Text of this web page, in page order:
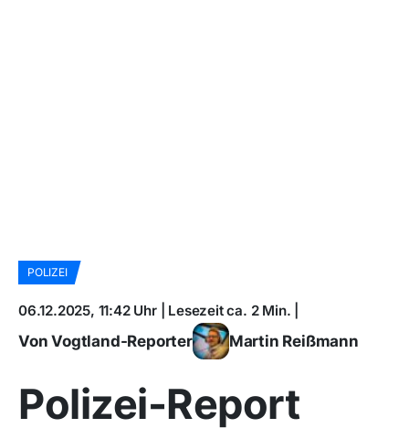
POLIZEI
06.12.2025, 11:42 Uhr | Lesezeit ca. 2 Min. |
Von Vogtland-Reporter Martin Reißmann
Polizei-Report